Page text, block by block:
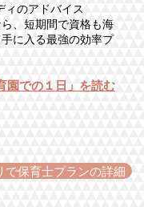
のアドバイス
、短期間で資格も海
に入る最強の効率プ
園での１日」を読む
で保育士プランの詳細